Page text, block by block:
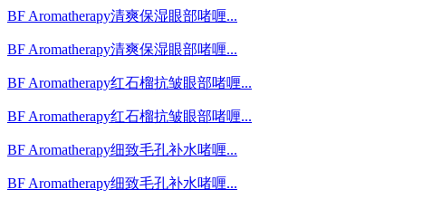
BF Aromatherapy清爽保湿眼部啫喱...
BF Aromatherapy清爽保湿眼部啫喱...
BF Aromatherapy红石榴抗皱眼部啫喱...
BF Aromatherapy红石榴抗皱眼部啫喱...
BF Aromatherapy细致毛孔补水啫喱...
BF Aromatherapy细致毛孔补水啫喱...